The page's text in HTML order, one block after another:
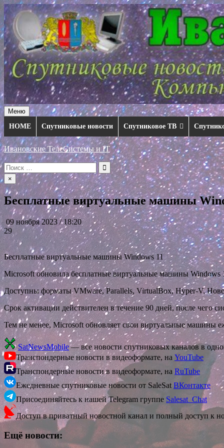
Перейти
к
содержимому
Меню
HOME
Спутниковые новости Спутниковое ТВ
Ивановские ТелеСистемы и IT
Искать:
×
Бесплатные виртуальные машины
09 ноября 2023 / 18:20
29
Бесплатные виртуальные машины Windows 11
Microsoft обновила бесплатные виртуальные машины Windows
Доступны форматы VMware, Parallels, VirtualBox, Hyper-V.
Срок активации действителен в течение 90 дней, после чего
Тем не менее, Microsoft обновляет свои виртуальные машины
SatNewsMobile— все новости спутниковых каналов в
Транспондерные новости в видеоформате, на YouTube
Транспондерные новости в видеоформате, на RuTube
Ежедневные спутниковые новости от SaleSat ВКонтакте
Присоединяйтесь к нашей Telegram группе Salesat_Chat
Доступ в приватный новостной канал и полный доступ к
Ещё новости: